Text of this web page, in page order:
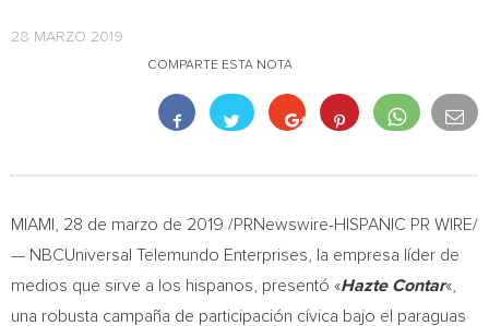
28 MARZO 2019
COMPARTE ESTA NOTA
MIAMI
, 28 de marzo de 2019 /PRNewswire-HISPANIC PR WIRE/
— NBCUniversal Telemundo Enterprises, la empresa líder de
medios que sirve a los hispanos, presentó «Hazte Contar«,
una robusta campaña de participación cívica bajo el paraguas